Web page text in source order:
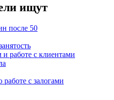
ищут
после 50
работе с клиентами
с залогами